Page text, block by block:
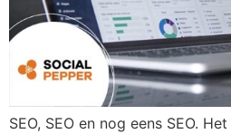
SEO, SEO en nog eens SEO.